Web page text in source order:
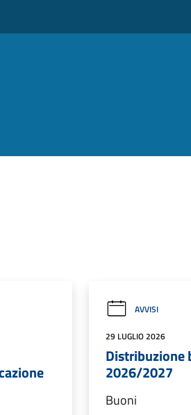
AVVISI
29 LUGLIO 2026
Distribuzione
2026/2027
Buoni